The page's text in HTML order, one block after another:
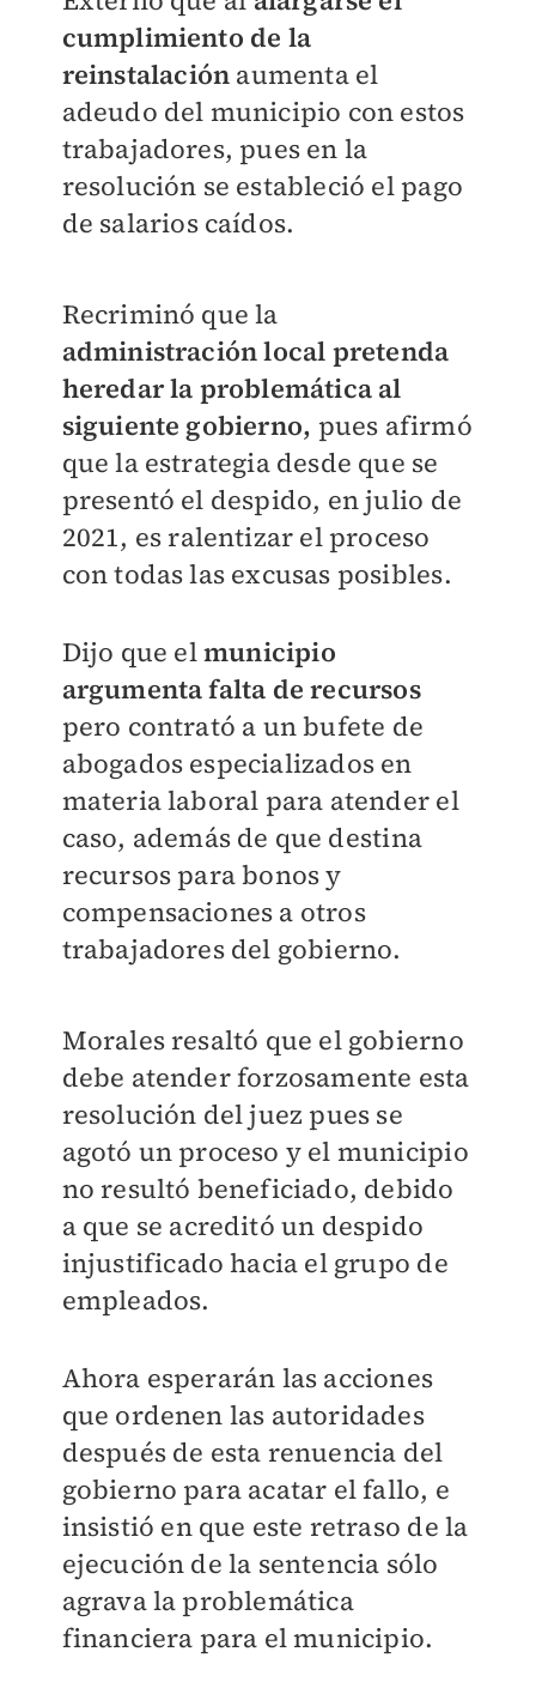
cumplimiento de la
reinstalación aumenta el
adeudo del municipio con estos
trabajadores, pues en la
resolución se estableció el pago
de salarios caídos.
Recriminó que la
administración local pretenda
heredar la problemática al
siguiente gobierno, pues afirmó
que la estrategia desde que se
presentó el despido, en julio de
2021, es ralentizar el proceso
con todas las excusas posibles.
Dijo que elmunicipio
argumenta falta de recursos
pero contrató a un bufete de
abogados especializados en
materia laboral para atender el
caso, además de que destina
recursos para bonos y
compensaciones a otros
trabajadores del gobierno.
Morales resaltó que el gobierno
debe atender forzosamente esta
resolución del juez pues se
agotó un proceso y el municipio
no resultó beneficiado, debido
a que se acreditó un despido
injustificado hacia el grupo de
empleados.
Ahora esperarán las acciones
que ordenen las autoridades
después de esta renuencia del
gobierno para acatar el fallo, e
insistió en que este retraso de la
ejecución de la sentencia sólo
agrava la problemática
financiera para el municipio.